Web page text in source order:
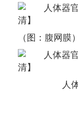
（图：腹网膜）
人